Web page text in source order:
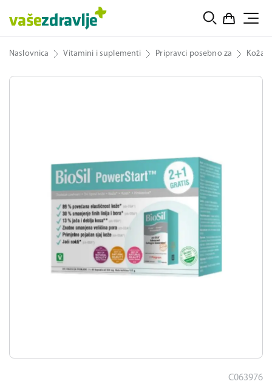
Naslovnica Vitamini i suplementi Pripravci posebno za Koža,
C063976